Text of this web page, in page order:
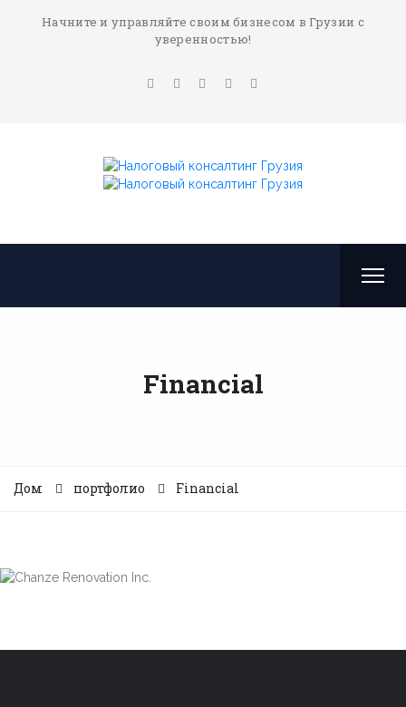
Начните и управляйте своим бизнесом в Грузии с
уверенностью!
Financial
Дом портфолио Financial